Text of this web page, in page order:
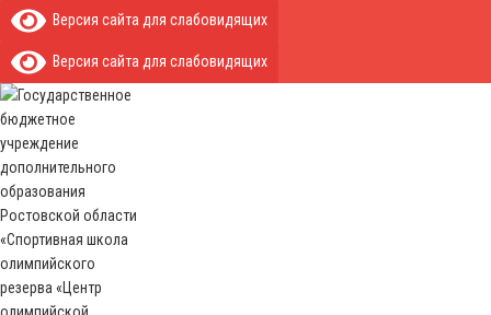
Версия сайта для слабовидящих
Версия сайта для слабовидящих